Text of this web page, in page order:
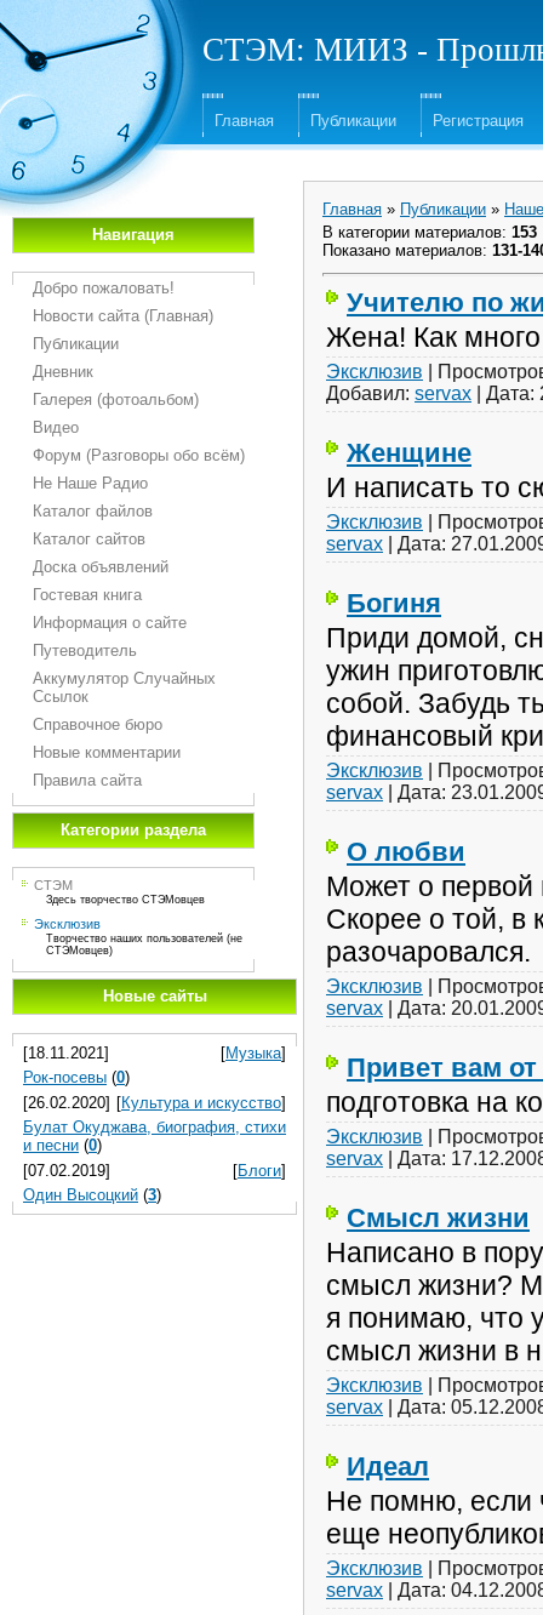
СТЭМ: МИИЗ -
Главная Публикации Регистрация
Навигация
Добро пожаловать!
Новости сайта (Главная)
Публикации
Дневник
Галерея (фотоальбом)
Видео
Форум (Разговоры обо всём)
Не Наше Радио
Каталог файлов
Каталог сайтов
Доска объявлений
Гостевая книга
Информация о сайте
Путеводитель
Аккумулятор Случайных
Ссылок
Справочное бюро
Новые комментарии
Правила сайта
Категории раздела
СТЭМ
Здесь творчество СТЭМовцев
Эксклюзив
Творчество наших пользователей (не
СТЭМовцев)
Новые сайты
[18.11.2021] [Музыка]
Рок-посевы (0)
[26.02.2020] [Культура и искусство]
Булат Окуджава, биография, стихи
и песни (0)
[07.02.2019]
[Блоги]
Один Высоцкий (3)
Главная » Публикации » Наше
В категории материалов: 153
Показано материалов: 131-
Учителю по
Жена! Как много
Эксклюзив
Добавил: servax Дата:
Женщине
И написать то
Эксклюзив
servax
Дата:
Богиня
Приди домой,
ужин
собой. Забудь
финансовый
Эксклюзив
servax
Дата:
О любви
Может о первой
Скорее о той, в
разочаровался.
Эксклюзив
servax
Дата:
Привет вам от
подготовка на
Эксклюзив
servax
Дата:
Смысл жизни
Написано в
смысл жизни?
я понимаю, что
смысл жизни в
Эксклюзив
servax
Дата:
Идеал
Не помню, если
еще
Эксклюзив
servax
Дата: